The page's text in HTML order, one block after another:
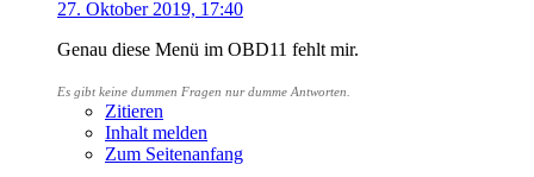
27. Oktober 2019, 17:40
Genau diese Menü im OBD11 fehlt mir.
Es gibt keine dummen Fragen nur dumme Antworten.
Zitieren
Inhalt melden
Zum Seitenanfang